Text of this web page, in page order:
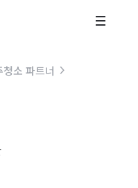
소 파트너